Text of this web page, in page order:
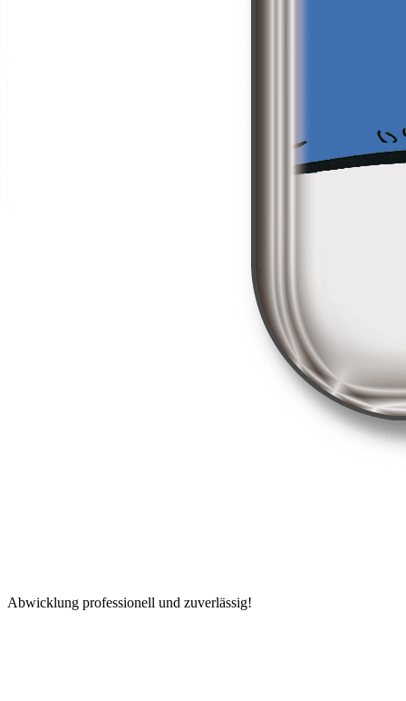
Abwicklung professionell und zuverlässig!